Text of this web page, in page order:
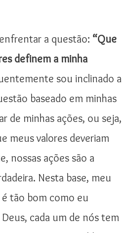
a questão: “Que
definem a minha
sou inclinado a
baseado em minhas
de minhas ações, ou seja,
meus valores deveriam
nossas ações são a
Nesta base, meu
tão bom como eu
cada um de nós tem